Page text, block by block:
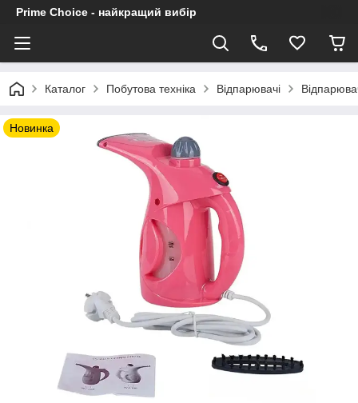
Prime Choice - найкращий вибір
Каталог Побутова техніка Відпарювачі
Новинка